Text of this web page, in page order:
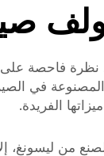
نظرة فاحصة
في
الفريدة.
من ليسونغ،